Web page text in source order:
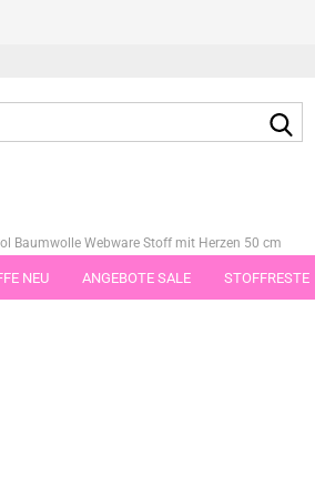
NEU ANGEBOTE SALE STOFFRESTE
STOFFE IN
Baumwolle Webware Stoff mit Herzen 50 cm